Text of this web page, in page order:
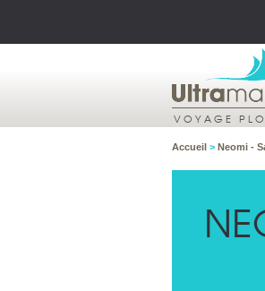
VOYAGE
Accueil > Neomi -